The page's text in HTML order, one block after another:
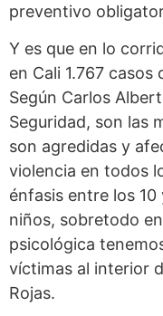
preventivo
Y es que en lo
en Cali 1.767
Según Carlos
Seguridad, son las
son agredidas y
violencia en todos
énfasis entre los 10
niños, sobretodo
psicológica
víctimas al interior
Rojas.